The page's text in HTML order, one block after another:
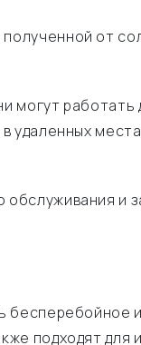
от
могут работать
обслуживания и
бесперебойное
подходят для